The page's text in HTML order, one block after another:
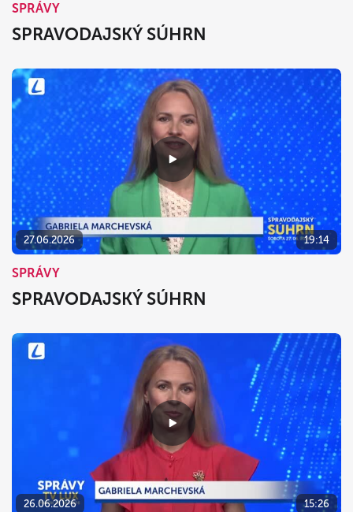
SPRÁVY
SPRAVODAJSKÝ SÚHRN
27.06.2026 19:14
SPRÁVY
SPRAVODAJSKÝ SÚHRN
26.06.2026 15:26